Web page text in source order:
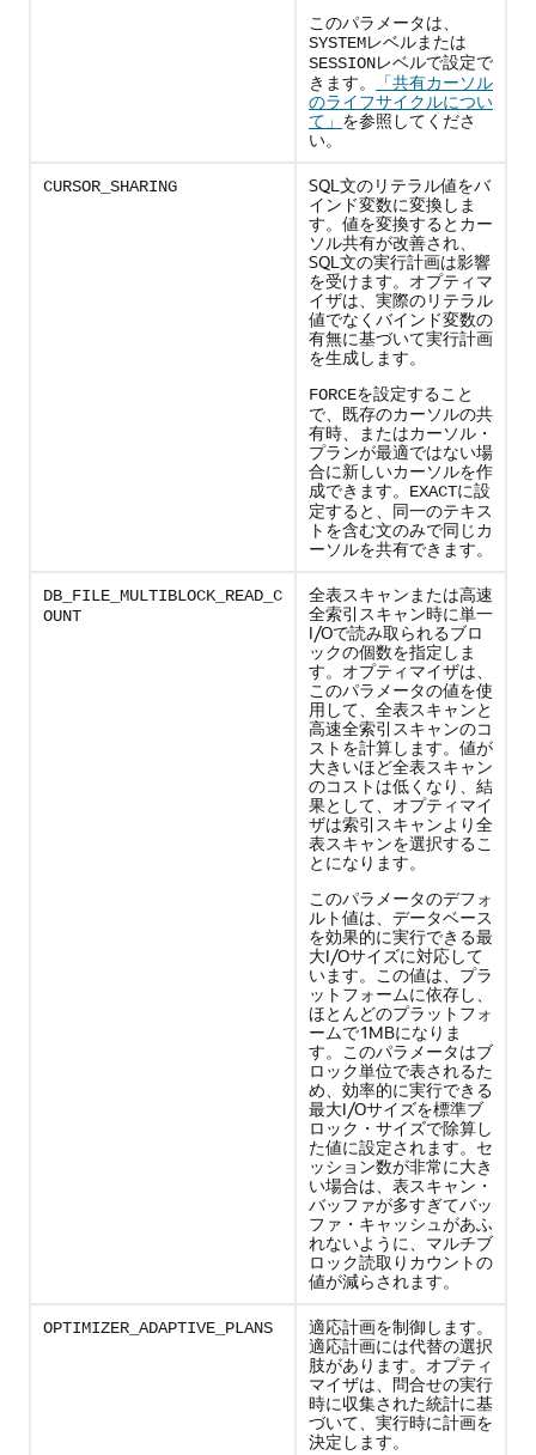
このパラメータは、
SYSTEMレベルまたは
SESSIONレベルで設定で
きます。
「共有カーソル
のライフサイクルについ
て」 を参照してくださ
い。
CURSOR_SHARING
SQL文のリテラル値をバ
インド変数に変換しま
す。値を変換するとカー
ソル共有が改善され、
SQL文の実行計画は影響
を受けます。オプティマ
イザは、実際のリテラル
値でなくバインド変数の
有無に基づいて実行計画
を生成します。
FORCEを設定すること
で、既存のカーソルの共
有時、またはカーソル・
プランが最適ではない場
合に新しいカーソルを作
成できます。
EXACTに設
定すると、同一のテキス
トを含む文のみで同じカ
ーソルを共有できます。
DB_FILE_MULTIBLOCK_READ_C
OUNT
全表スキャンまたは高速
全索引スキャン時に単一
I/Oで読み取られるブロ
ックの個数を指定しま
す。オプティマイザは、
このパラメータの値を使
用して、全表スキャンと
高速全索引スキャンのコ
ストを計算します。値が
大きいほど全表スキャン
のコストは低くなり、結
果として、オプティマイ
ザは索引スキャンより全
表スキャンを選択するこ
とになります。
このパラメータのデフォ
ルト値は、データベース
を効果的に実行できる最
大I/Oサイズに対応して
います。この値は、プラ
ットフォームに依存し、
ほとんどのプラットフォ
ームで1MBになりま
す。このパラメータはブ
ロック単位で表されるた
め、効率的に実行できる
最大I/Oサイズを標準ブ
ロック・サイズで除算し
た値に設定されます。セ
ッション数が非常に大き
い場合は、表スキャン・
バッファが多すぎてバッ
ファ・キャッシュがあふ
れないように、マルチブ
ロック読取りカウントの
値が減らされます。
OPTIMIZER_ADAPTIVE_PLANS
適応計画を制御します。
適応計画には代替の選択
肢があります。オプティ
マイザは、問合せの実行
時に収集された統計に基
づいて、実行時に計画を
決定します。